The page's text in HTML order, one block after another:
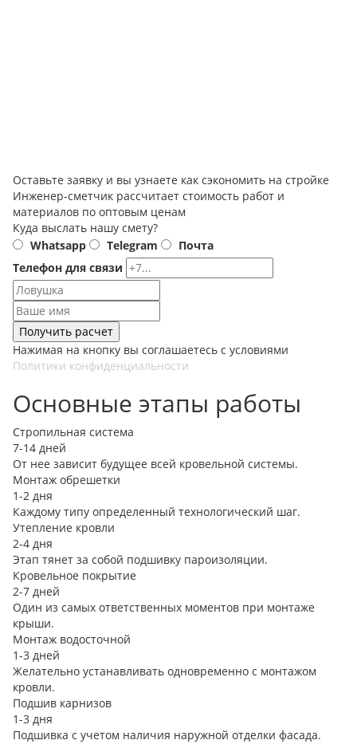
Оставьте заявку и вы узнаете как сэкономить на стройке
Инженер-сметчик рассчитает стоимость работ и
материалов по оптовым ценам
Куда выслать нашу смету?
Whatsapp
Telegram
Почта
Телефон для связи
Получить расчет
Нажимая на кнопку вы соглашаетесь с условиями
Политики конфиденциальности
Основные этапы работы
Стропильная система
7-14 дней
От нее зависит будущее всей кровельной системы.
Монтаж обрешетки
1-2 дня
Каждому типу определенный технологический шаг.
Утепление кровли
2-4 дня
Этап тянет за собой подшивку пароизоляции.
Кровельное покрытие
2-7 дней
Один из самых ответственных моментов при монтаже
крыши.
Монтаж водосточной
1-3 дней
Желательно устанавливать одновременно с монтажом
кровли.
Подшив карнизов
1-3 дня
Подшивка с учетом наличия наружной отделки фасада.